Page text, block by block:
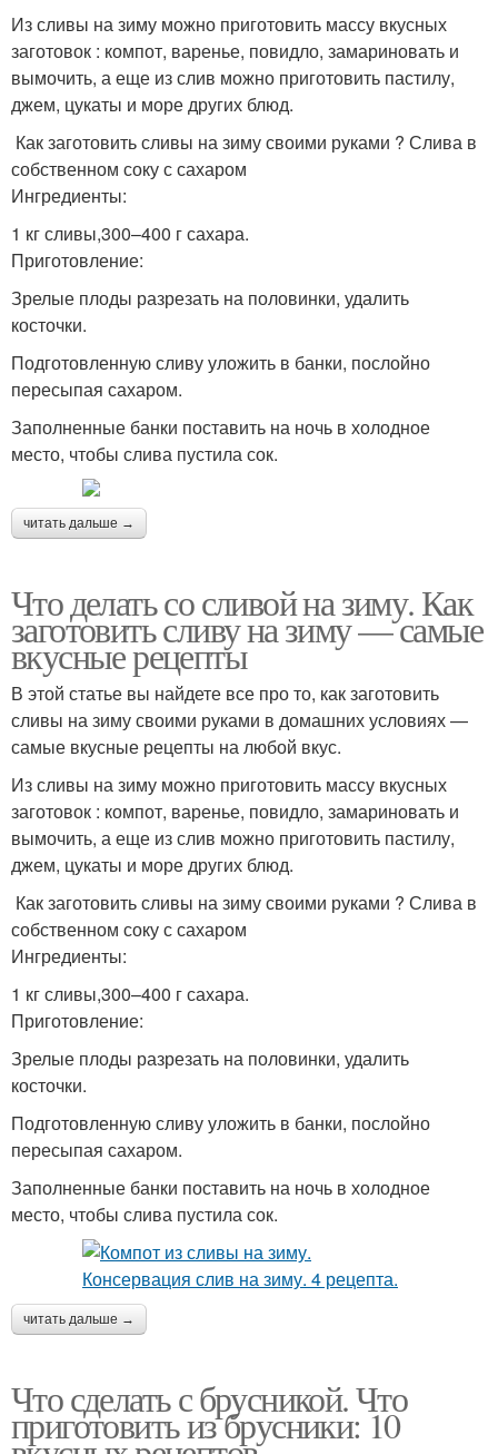
Из сливы на зиму можно приготовить массу вкусных
заготовок : компот, варенье, повидло, замариновать и
вымочить, а еще из слив можно приготовить пастилу,
джем, цукаты и море других блюд.
Как заготовить сливы на зиму своими руками ? Слива в
собственном соку с сахаром
Ингредиенты:
1 кг сливы,300–400 г сахара.
Приготовление:
Зрелые плоды разрезать на половинки, удалить
косточки.
Подготовленную сливу уложить в банки, послойно
пересыпая сахаром.
Заполненные банки поставить на ночь в холодное
место, чтобы слива пустила сок.
читать дальше →
Что делать со сливой на зиму. Как
заготовить сливу на зиму — самые
вкусные рецепты
В этой статье вы найдете все про то, как заготовить
сливы на зиму своими руками в домашних условиях —
самые вкусные рецепты на любой вкус.
Из сливы на зиму можно приготовить массу вкусных
заготовок : компот, варенье, повидло, замариновать и
вымочить, а еще из слив можно приготовить пастилу,
джем, цукаты и море других блюд.
Как заготовить сливы на зиму своими руками ? Слива в
собственном соку с сахаром
Ингредиенты:
1 кг сливы,300–400 г сахара.
Приготовление:
Зрелые плоды разрезать на половинки, удалить
косточки.
Подготовленную сливу уложить в банки, послойно
пересыпая сахаром.
Заполненные банки поставить на ночь в холодное
место, чтобы слива пустила сок.
читать дальше →
Что сделать с брусникой. Что
приготовить из брусники: 10